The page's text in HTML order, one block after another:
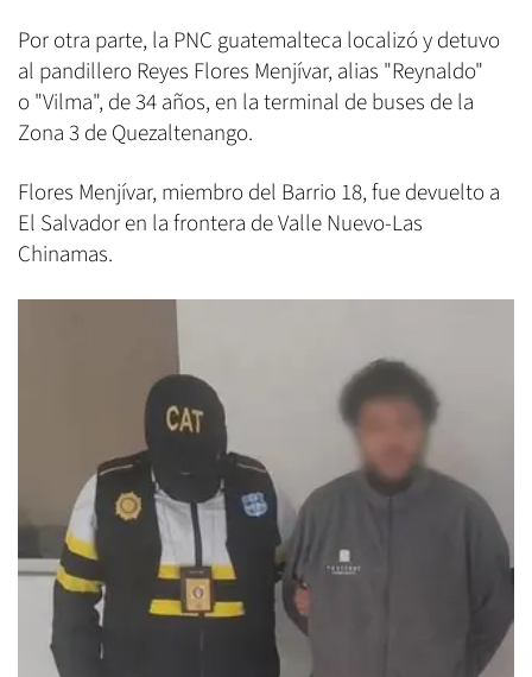
Por otra parte, la PNC guatemalteca localizó y detuvo
al pandillero Reyes Flores Menjívar, alias "Reynaldo"
o "Vilma", de 34 años, en la terminal de buses de la
Zona 3 de Quezaltenango.
Flores Menjívar, miembro del Barrio 18, fue devuelto a
El Salvador en la frontera de Valle Nuevo-Las
Chinamas.